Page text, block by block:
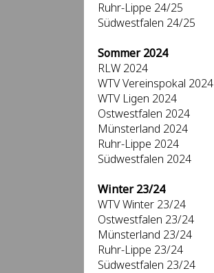
Ruhr-Lippe 24/25
Südwestfalen 24/25
Sommer 2024
RLW 2024
WTV Vereinspokal 2024
WTV Ligen 2024
Ostwestfalen 2024
Münsterland 2024
Ruhr-Lippe 2024
Südwestfalen 2024
Winter 23/24
WTV Winter 23/24
Ostwestfalen 23/24
Münsterland 23/24
Ruhr-Lippe 23/24
Südwestfalen 23/24